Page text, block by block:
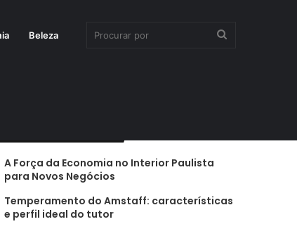
Beleza
A Força da Economia no Interior Paulista
para Novos Negócios
Temperamento do Amstaff: características
e perfil ideal do tutor